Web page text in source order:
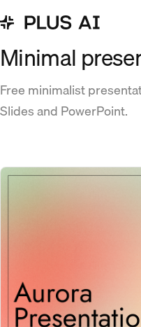
Minimal
Free minimalist
Slides and PowerPoint.